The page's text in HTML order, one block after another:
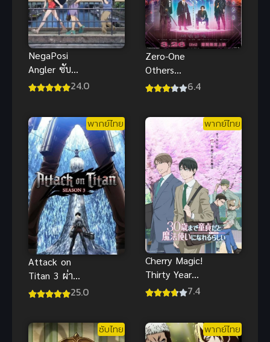
NegaPosi
Angler ซับ
ไทย
24.0
Zero-One
Others
Kamen Rider
6.4
พากย์ไทย
Attack on
Titan 3 ผ่า
พิภพไททัน25.0
พากย์ไทย
Cherry Magic!
Thirty Years
of Virginity
30 ยังซิงกับ
7.4
ซับไทย พากย์ไทย